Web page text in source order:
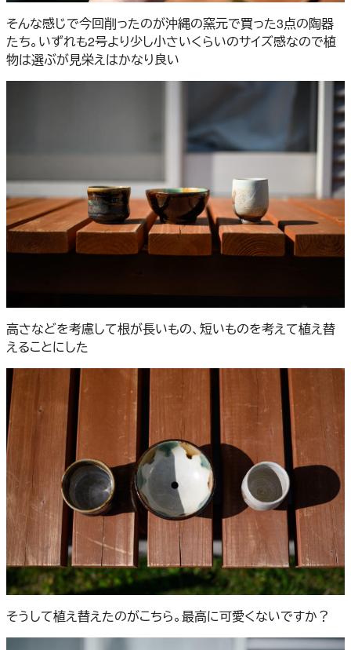
そんな感じで今回削ったのが沖縄の窯元で買った3点の陶器
たち。いずれも2号より少し小さいくらいのサイズ感なので植
物は選ぶが見栄えはかなり良い
高さなどを考慮して根が長いもの、短いものを考えて植え替
えることにした
そうして植え替えたのがこちら。最高に可愛くないですか？